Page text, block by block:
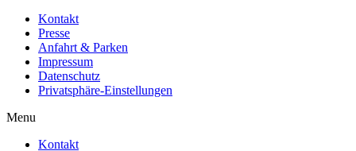
Kontakt
Presse
Anfahrt & Parken
Impressum
Datenschutz
Privatsphäre-Einstellungen
Menu
Kontakt